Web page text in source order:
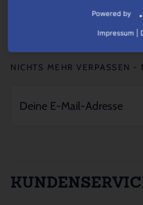
NICHTS MEHR VERPASSEN -
Powered by
Impressum